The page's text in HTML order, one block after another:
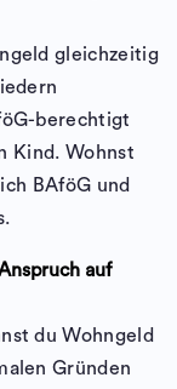
gleichzeitig
berechtigt
Kind. Wohnst
BAföG und
auf
du Wohngeld
Gründen